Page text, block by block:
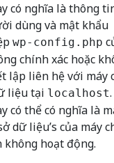
có nghĩa là thông
dùng và mật khẩu
wp-config.php
chính xác hoặc
lập liên hệ với máy
liệu tại localhost.
có thể có nghĩa là
dữ liệu’s của máy
không hoạt động.